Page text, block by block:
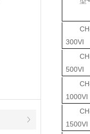
300VI
500VI
1000VI
1500VI